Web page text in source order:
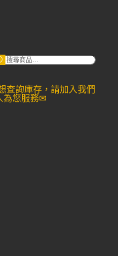
搜
查詢庫存，請加入我們
為您服務✉